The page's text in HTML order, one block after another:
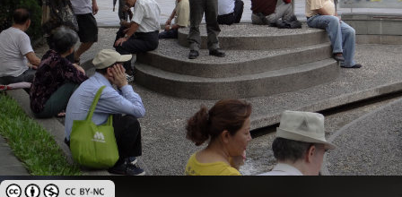
創用CC姓名標示-非商業性 3.0 台灣及其後版本(CC BY-NC 3.0 TW +)